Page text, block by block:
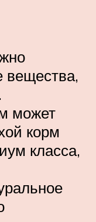
вещества,
может
корм
класса,